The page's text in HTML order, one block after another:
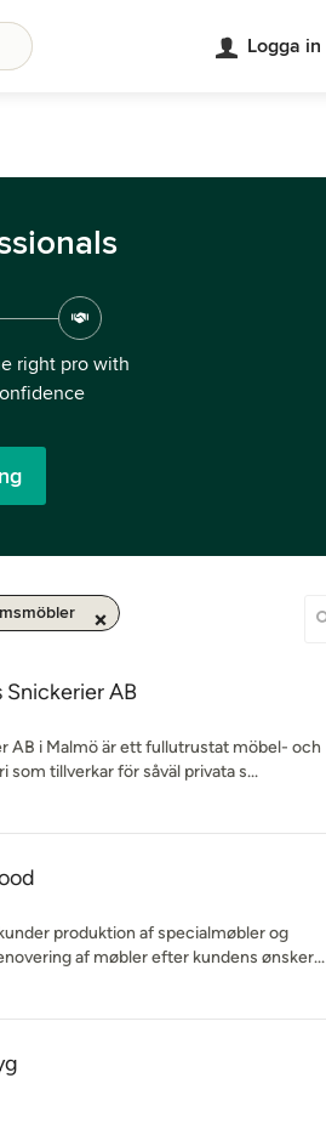
Logga in
right pro with
Snickerier AB
AB i Malmö är ett fullutrustat möbel- och
som tillverkar för såväl privata s...
produktion af specialmøbler og
af møbler efter kundens ønsker...